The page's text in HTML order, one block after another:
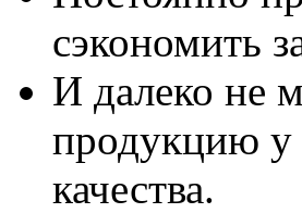
сэкономить
И далеко не
продукцию у
качества.